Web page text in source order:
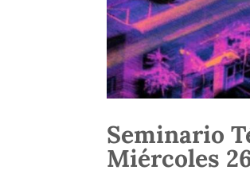
Seminario
Miércoles